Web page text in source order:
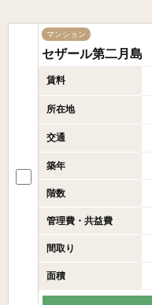
マンション
セザール第二月島
賃料
所在地
交通
築年
階数
管理費・共益費
間取り
面積